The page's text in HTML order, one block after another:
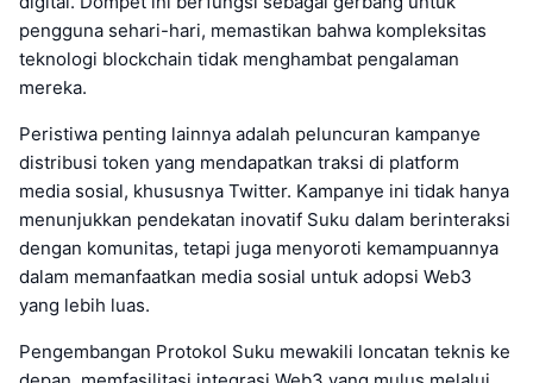
pengguna sehari-hari, memastikan bahwa kompleksitas
teknologi blockchain tidak menghambat pengalaman
mereka.
Peristiwa penting lainnya adalah peluncuran kampanye
distribusi token yang mendapatkan traksi di platform
media sosial, khususnya Twitter. Kampanye ini tidak hanya
menunjukkan pendekatan inovatif Suku dalam berinteraksi
dengan komunitas, tetapi juga menyoroti kemampuannya
dalam memanfaatkan media sosial untuk adopsi Web3
yang lebih luas.
Pengembangan Protokol Suku mewakili loncatan teknis ke